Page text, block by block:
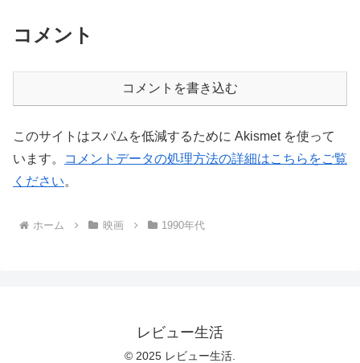
コメント
コメントを書き込む
このサイトはスパムを低減するために Akismet を使って
います。
コメントデータの処理方法の詳細はこちらをご覧
ください。
ホーム 映画 1990年代
レビュー生活
© 2025 レビュー生活.